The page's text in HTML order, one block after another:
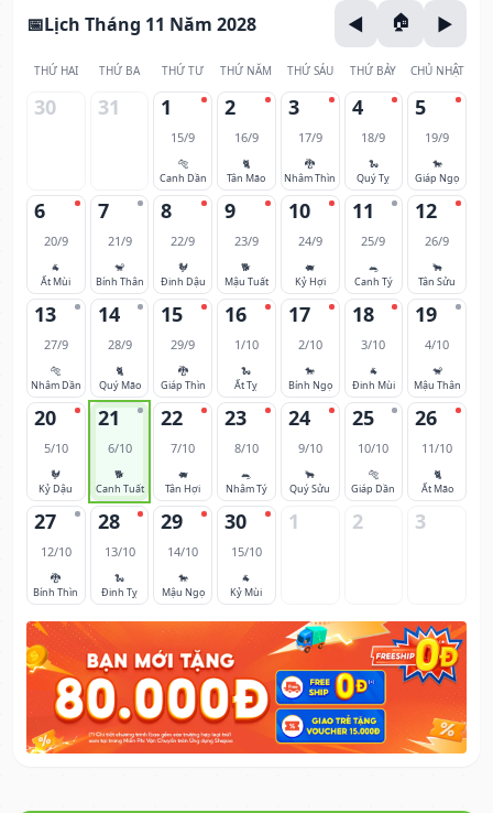
Lịch Tháng 11 Năm 2028
THỨ HAI THỨ BA THỨ TƯ THỨ NĂM THỨ SÁU THỨ BẢY CHỦ NHẬT
30 31 1
15/9
🐅
Canh Dần
2
16/9
🐈
Tân Mão
3
17/9
🐉
Nhâm Thìn
4
18/9
🐍
Quý Tỵ
5
19/9
🐎
Giáp Ngọ
6
20/9
🐐
Ất Mùi
7
21/9
🐒
Bính Thân
8
22/9
🐓
Đinh Dậu
9
23/9
🐕
Mậu Tuất
10
24/9
🐖
Kỷ Hợi
11
25/9
🐀
Canh Tý
12
26/9
🐂
Tân Sửu
13
27/9
🐅
Nhâm Dần
14
28/9
🐈
Quý Mão
15
29/9
🐉
Giáp Thìn
16
1/10
🐍
Ất Tỵ
17
2/10
🐎
Bính Ngọ
18
3/10
🐐
Đinh Mùi
19
4/10
🐒
Mậu Thân
20
5/10
🐓
Kỷ Dậu
21
6/10
🐕
Canh Tuất
22
7/10
🐖
Tân Hợi
23
8/10
🐀
Nhâm Tý
24
9/10
🐂
Quý Sửu
25
10/10
🐅
Giáp Dần
26
11/10
🐈
Ất Mão
27
12/10
🐉
Bính Thìn
28
13/10
🐍
Đinh Tỵ
29
14/10
🐎
Mậu Ngọ
30
15/10
🐐
Kỷ Mùi
1 2 3